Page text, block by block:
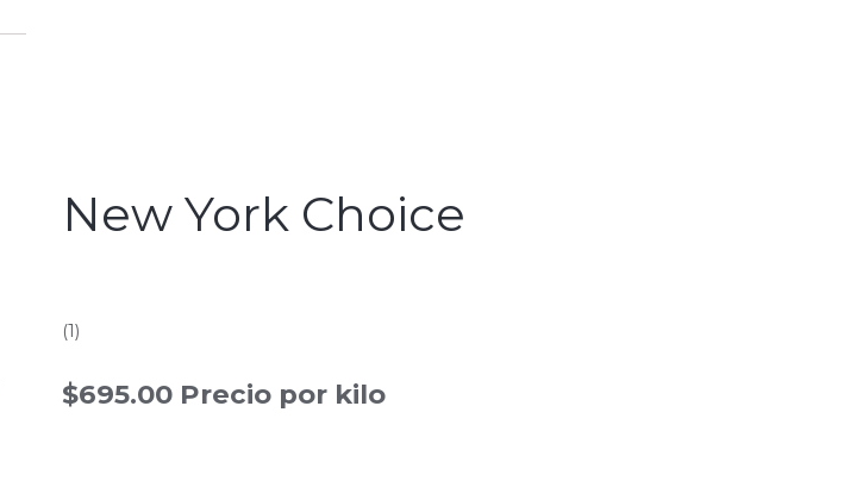
New York Choice
5.0
of
(1)
$695.00 Precio por kilo